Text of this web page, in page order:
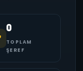
0
TOPLAM
ŞEREF